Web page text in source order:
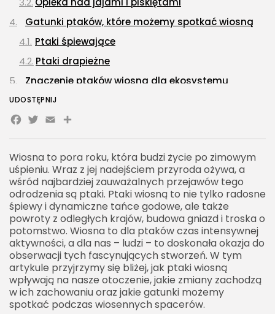
Wiosna to pora roku, która budzi życie po zimowym
uśpieniu. Wraz z jej nadejściem przyroda ożywa, a
wśród najbardziej zauważalnych przejawów tego
odrodzenia są ptaki. Ptaki wiosną to nie tylko radosne
śpiewy i dynamiczne tańce godowe, ale także
powroty z odległych krajów, budowa gniazd i troska o
potomstwo. Wiosna to dla ptaków czas intensywnej
aktywności, a dla nas – ludzi – to doskonała okazja do
obserwacji tych fascynujących stworzeń. W tym
artykule przyjrzymy się bliżej, jak ptaki wiosną
wpływają na nasze otoczenie, jakie zmiany zachodzą
w ich zachowaniu oraz jakie gatunki możemy
spotkać podczas wiosennych spacerów.
Gatunki ptaków, które możemy spotkać wiosną
Ptaki śpiewające
Ptaki drapieżne
Znaczenie ptaków wiosną dla ekosystemu
Rola ptaków w zapylaniu i rozsiewaniu nasion
Kontrola populacji owadów
Obserwacja ptaków wiosną Jak i gdzie
Najlepsze miejsca do obserwacji ptaków
Etyka obserwacji ptaków
Ptaki wiosną Inspiracja dla sztuki i kultury
Ptaki w literaturze i poezji
Ptaki w malarstwie i muzyce
Podsumowanie Wiosna jako święto ptasiego
życia
UDOSTĘPNIJ
Facebook
Twitter
EmailShare